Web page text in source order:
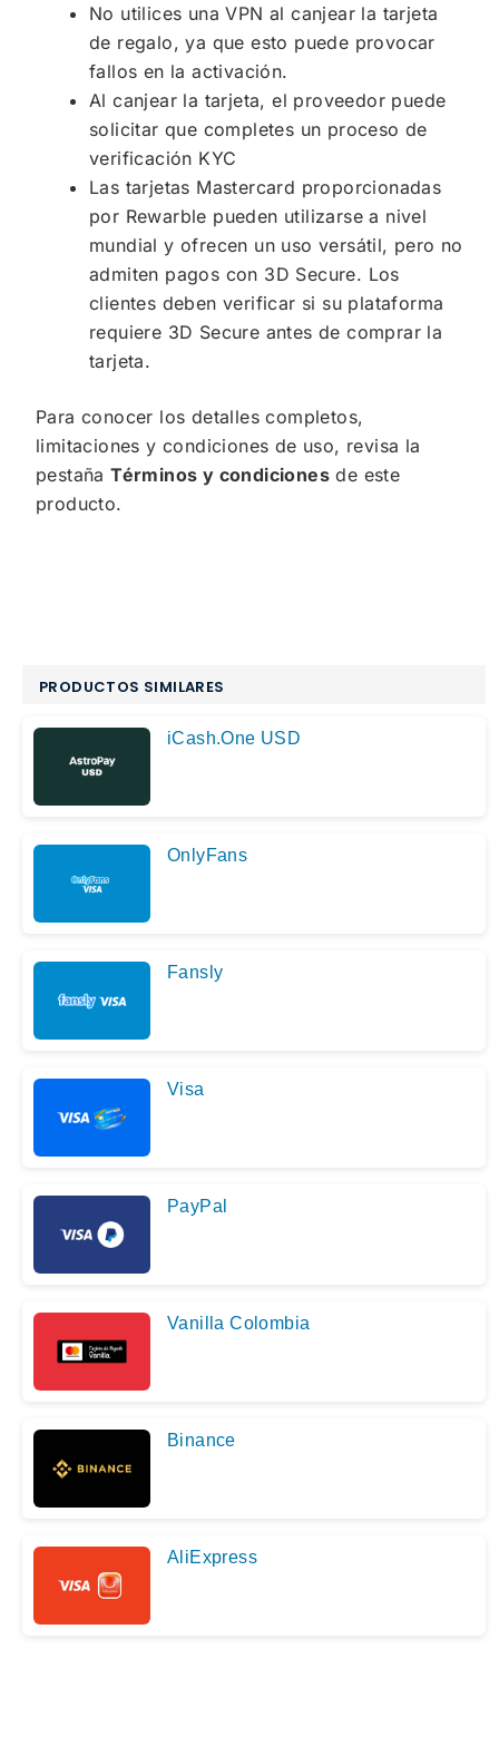
No utilices una VPN al canjear la tarjeta
de regalo, ya que esto puede provocar
fallos en la activación.
Al canjear la tarjeta, el proveedor puede
solicitar que completes un proceso de
verificación KYC
Las tarjetas Mastercard proporcionadas
por Rewarble pueden utilizarse a nivel
mundial y ofrecen un uso versátil, pero no
admiten pagos con 3D Secure. Los
clientes deben verificar si su plataforma
requiere 3D Secure antes de comprar la
tarjeta.
Para conocer los detalles completos,
limitaciones y condiciones de uso, revisa la
pestañaTérminos y condiciones de este
producto.
PRODUCTOS SIMILARES
iCash.One USD
OnlyFans
Fansly
Visa
PayPal
Vanilla Colombia
Binance
AliExpress